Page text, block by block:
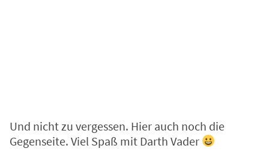
Und nicht zu vergessen. Hier auch noch die
Gegenseite. Viel Spaß mit Darth Vader